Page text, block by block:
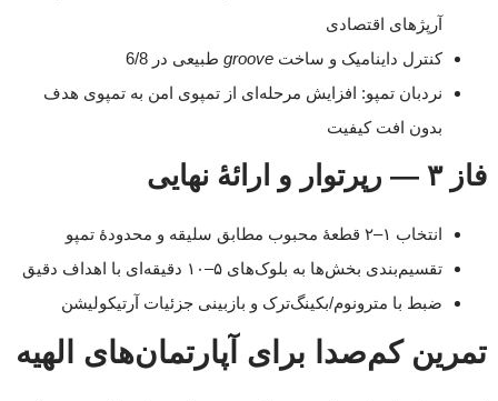
آرپژهای اقتصادی
کنترل داینامیک و ساخت groove طبیعی در 6/8
نردبان تمپو: افزایش مرحله‌ای از تمپوی امن به تمپوی هدف
بدون افت کیفیت
فاز ۳ — رپرتوار و ارائهٔ نهایی
انتخاب ۱–۲ قطعهٔ محبوب مطابق سلیقه و محدودهٔ تمپو
تقسیم‌بندی بخش‌ها به بلوک‌های ۵–۱۰ دقیقه‌ای با اهداف دقیق
ضبط با مترونوم/بکینگ‌ترک و بازبینی جزئیات آرتیکولیشن
تمرین کم‌صدا برای آپارتمان‌های الهیه